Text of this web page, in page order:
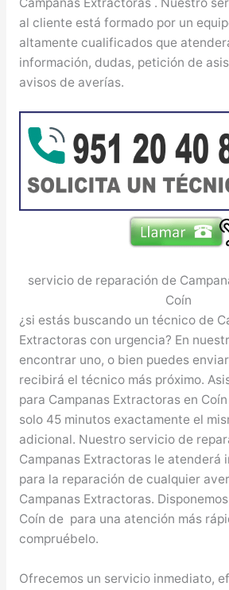
al cliente está formado por un
altamente cualificados que
información, dudas, petición de
avisos de averías.
servicio de reparación de
Coín
¿si estás buscando un técnico de
Extractoras con urgencia? En
encontrar uno, o bien puedes
recibirá el técnico más próximo.
para Campanas Extractoras en
solo 45 minutos exactamente el
adicional. Nuestro servicio de
Campanas Extractoras le atenderá
para la reparación de cualquier
Campanas Extractoras.
Coín de para una atención más
compruébelo.
Ofrecemos un servicio inmediato,